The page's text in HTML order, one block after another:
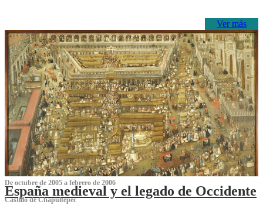
Ver más
De octubre de 2005 a febrero de 2006
España medieval y el legado de Occidente
Castillo de Chapultepec